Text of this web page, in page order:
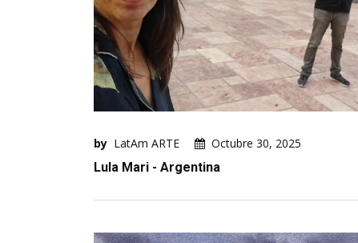
by LatAm ARTE
Octubre 30, 2025
Lula Mari - Argentina